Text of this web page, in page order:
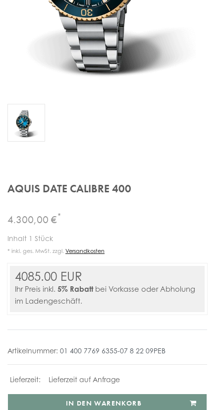
AQUIS DATE CALIBRE 400
4.300,00 €*
Inhalt 1 Stück
* inkl. ges. MwSt. zzgl. Versandkosten
4085.00 EUR
Ihr Preis inkl. 5% Rabattbei Vorkasse oder Abholung
im Ladengeschäft.
Artikelnummer: 01 400 7769 6355-07 8 22 09PEB
Lieferzeit auf Anfrage
IN DEN WARENKORB